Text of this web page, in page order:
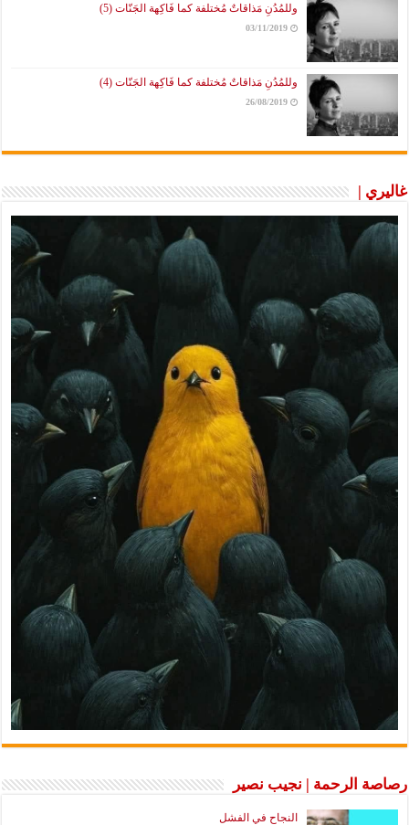
وللمُدُنِ مَذاقاتٌ مُختلفة كما فَاكِهة الجَنّات (5)
03/11/2019
وللمُدُنِ مَذاقاتٌ مُختلفة كما فَاكِهة الجَنّات (4)
26/08/2019
غاليري |
رصاصة الرحمة | نجيب نصير
النجاح في الفشل